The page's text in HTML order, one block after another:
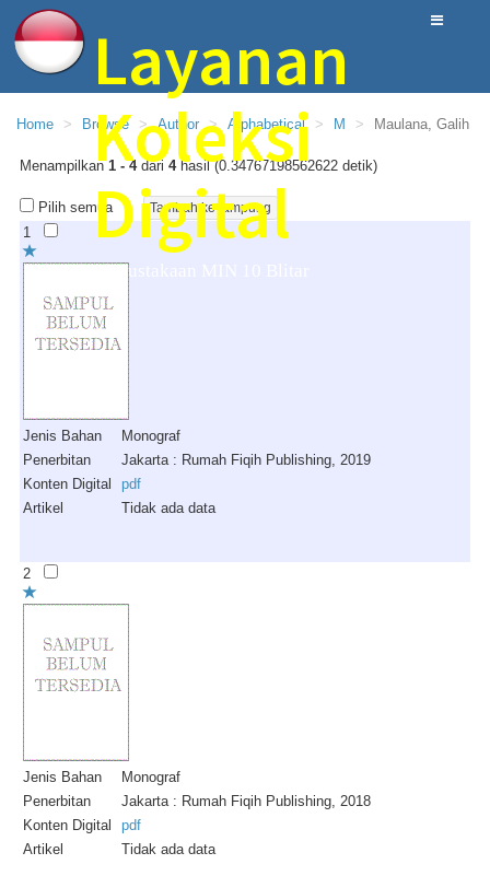
Layanan
Koleksi
Digital
Perpustakaan MIN 10 Blitar
Home Browse Author Alphabetical M Maulana, Galih
Menampilkan1 - 4dari 4hasil (0.34767198562622 detik)
Pilih semua
1
Jenis Bahan
Monograf
Penerbitan
Jakarta : Rumah Fiqih Publishing, 2019
Konten Digital
pdf
Artikel
Tidak ada data
2
Jenis Bahan
Monograf
Penerbitan
Jakarta : Rumah Fiqih Publishing, 2018
Konten Digital
pdf
Artikel
Tidak ada data